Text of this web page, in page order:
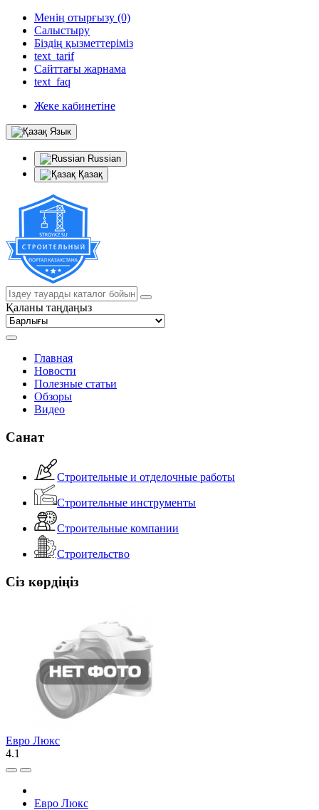
Менің отырғызу (0)
Салыстыру
Біздің қызметтеріміз
text_tarif
Сайттағы жарнама
text_faq
Жеке кабинетіне
Язык
Russian
Қазақ
Қаланы таңдаңыз
Главная
Новости
Полезные статьи
Обзоры
Видео
Санат
Строительные и отделочные работы
Строительные инструменты
Строительные компании
Строительство
Сіз көрдіңіз
Евро Люкс
4.1
Евро Люкс